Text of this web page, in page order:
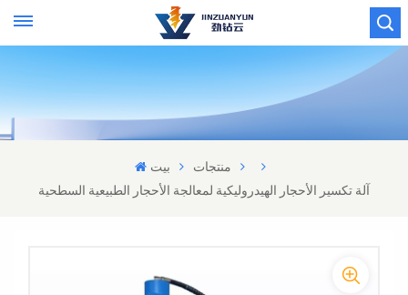
بيت
منتجات
آلة تكسير الأحجار الهيدروليكية لمعالجة الأحجار الطبيعية السطحية